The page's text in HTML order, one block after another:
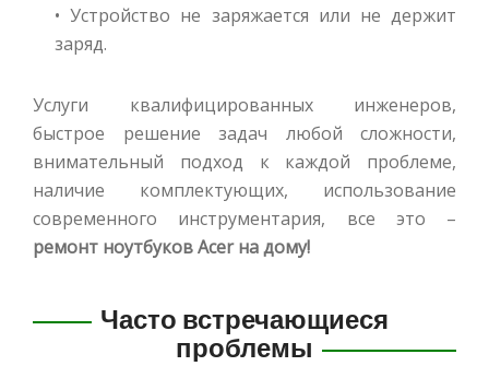
• Устройство не заряжается или не держит
заряд.
Услуги квалифицированных инженеров,
быстрое решение задач любой сложности,
внимательный подход к каждой проблеме,
наличие комплектующих, использование
современного инструментария, все это –
ремонт ноутбуков Acer на дому!
Часто встречающиеся
проблемы